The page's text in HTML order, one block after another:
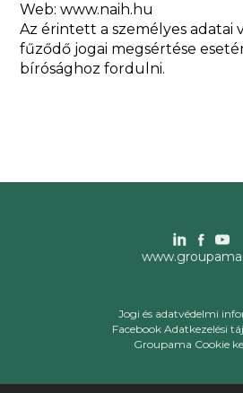
Web: www.naih.hu
Az érintett a személyes adatai
fűződő jogai megsértése
bírósághoz fordulni.
Jogi és adatvédelmi
Facebook Adatkezelési
Groupama Cookie